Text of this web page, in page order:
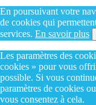
En poursuivant votre
de cookies qui
services. En savoir plus
Les paramètres des
cookies » pour vous
possible. Si vous
paramètres de cookies
vous consentez à cela.